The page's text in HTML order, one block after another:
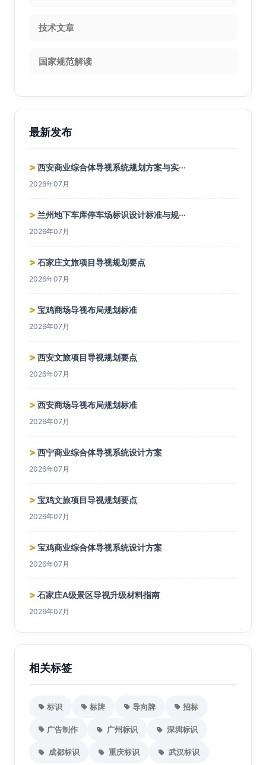
技术文章
国家规范解读
最新发布
> 西安商业综合体导视系统规划方案与实···
2026年07月
> 兰州地下车库停车场标识设计标准与规···
2026年07月
> 石家庄文旅项目导视规划要点
2026年07月
> 宝鸡商场导视布局规划标准
2026年07月
> 西安文旅项目导视规划要点
2026年07月
> 西安商场导视布局规划标准
2026年07月
> 西宁商业综合体导视系统设计方案
2026年07月
> 宝鸡文旅项目导视规划要点
2026年07月
> 宝鸡商业综合体导视系统设计方案
2026年07月
> 石家庄A级景区导视升级材料指南
2026年07月
相关标签
标识 标牌 导向牌 招标
广告制作 广州标识 深圳标识
成都标识 重庆标识 武汉标识